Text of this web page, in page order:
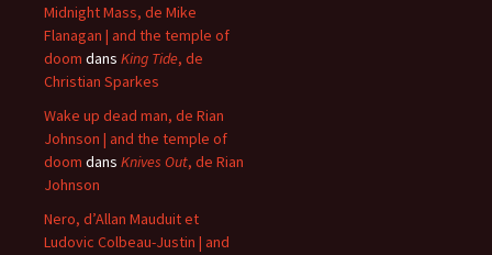
Midnight Mass, de Mike
Flanagan | and the temple of
doom dans King Tide, de
Christian Sparkes
Wake up dead man, de Rian
Johnson | and the temple of
doom dans Knives Out, de Rian
Johnson
Nero, d’Allan Mauduit et
Ludovic Colbeau-Justin | and